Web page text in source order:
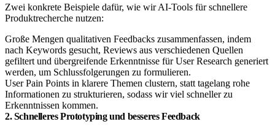
Zwei konkrete Beispiele dafür, wie wir AI-Tools für schnellere
Produktrecherche nutzen:
Große Mengen qualitativen Feedbacks zusammenfassen, indem
nach Keywords gesucht, Reviews aus verschiedenen Quellen
gefiltert und übergreifende Erkenntnisse für User Research generiert
werden, um Schlussfolgerungen zu formulieren.
User Pain Points in klarere Themen clustern, statt tagelang rohe
Informationen zu strukturieren, sodass wir viel schneller zu
Erkenntnissen kommen.​
2. Schnelleres Prototyping und besseres Feedback